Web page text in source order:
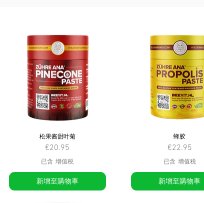
松果酱甜叶菊
價格
€20.95
已含 增值税
新增至購物車
蜂胶
價格
€22.95
已含 增值税
新增至購物車